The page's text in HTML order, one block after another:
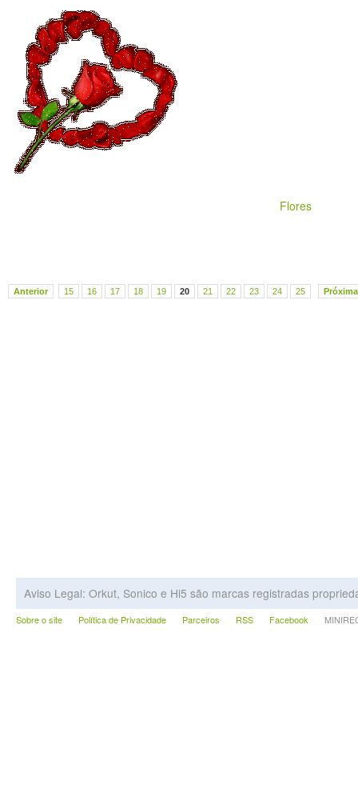
Flores
Anterior 15 16 17 18 19 20 21 22 23 24 25 Próxima
Aviso Legal: Orkut, Sonico e Hi5 são marcas registradas
Sobre o site Política de Privacidade Parceiros RSS Facebook